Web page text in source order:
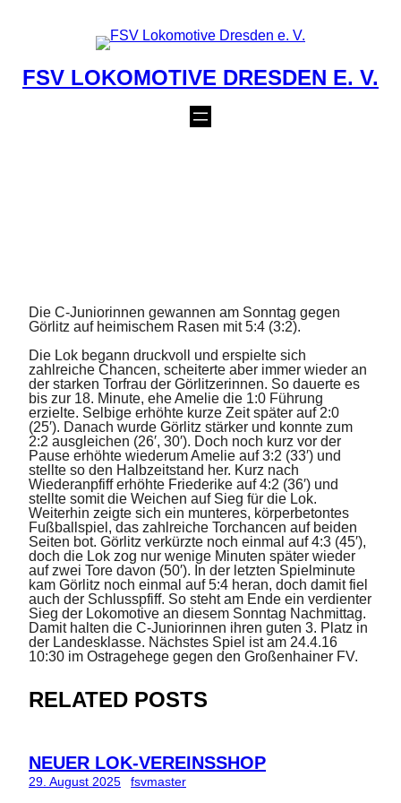
FSV LOKOMOTIVE DRESDEN E. V.
Die C-Juniorinnen gewannen am Sonntag gegen
Görlitz auf heimischem Rasen mit 5:4 (3:2).
Die Lok begann druckvoll und erspielte sich
zahlreiche Chancen, scheiterte aber immer wieder an
der starken Torfrau der Görlitzerinnen. So dauerte es
bis zur 18. Minute, ehe Amelie die 1:0 Führung
erzielte. Selbige erhöhte kurze Zeit später auf 2:0
(25′). Danach wurde Görlitz stärker und konnte zum
2:2 ausgleichen (26′, 30′). Doch noch kurz vor der
Pause erhöhte wiederum Amelie auf 3:2 (33′) und
stellte so den Halbzeitstand her. Kurz nach
Wiederanpfiff erhöhte Friederike auf 4:2 (36′) und
stellte somit die Weichen auf Sieg für die Lok.
Weiterhin zeigte sich ein munteres, körperbetontes
Fußballspiel, das zahlreiche Torchancen auf beiden
Seiten bot. Görlitz verkürzte noch einmal auf 4:3 (45′),
doch die Lok zog nur wenige Minuten später wieder
auf zwei Tore davon (50′). In der letzten Spielminute
kam Görlitz noch einmal auf 5:4 heran, doch damit fiel
auch der Schlusspfiff. So steht am Ende ein verdienter
Sieg der Lokomotive an diesem Sonntag Nachmittag.
Damit halten die C-Juniorinnen ihren guten 3. Platz in
der Landesklasse. Nächstes Spiel ist am 24.4.16
10:30 im Ostragehege gegen den Großenhainer FV.
RELATED POSTS
NEUER LOK-VEREINSSHOP
29. August 2025 fsvmaster